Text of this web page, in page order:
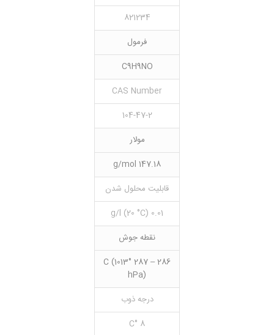
821234
فرمول
C9H9NO
CAS Number
104-47-2
مولار
147.18 g/mol
قابلیت محلول شدن
0.01 g/l (20 °C)
نقطه جوش
286 – 287 °C (1013
hPa)
درجه ذوب
8 °C